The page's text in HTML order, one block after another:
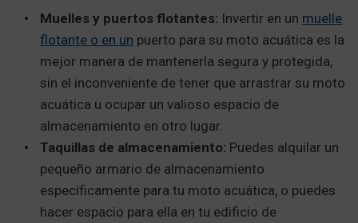
Muelles y puertos flotantes: Invertir en un muelle
flotante o en un puerto para su moto acuática es la
mejor manera de mantenerla segura y protegida,
sin el inconveniente de tener que arrastrar su moto
acuática u ocupar un valioso espacio de
almacenamiento en otro lugar.
Taquillas de almacenamiento: Puedes alquilar un
pequeño armario de almacenamiento
específicamente para tu moto acuática, o puedes
hacer espacio para ella en tu edificio de